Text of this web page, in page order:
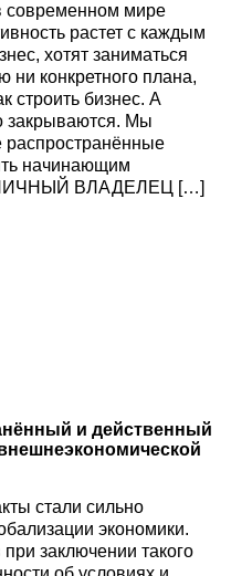
современном мире
растет с каждым
хотят заниматься
ни конкретного плана,
строить бизнес. А
закрываются. Мы
начинающим
ВЛАДЕЛЕЦ […]
и действенный
стали сильно
экономики.
заключении такого